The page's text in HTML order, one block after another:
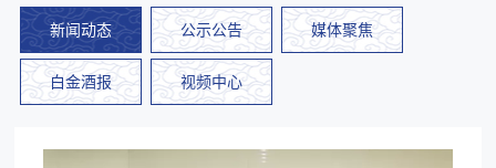
新闻动态 公示公告 媒体聚焦
白金酒报 视频中心